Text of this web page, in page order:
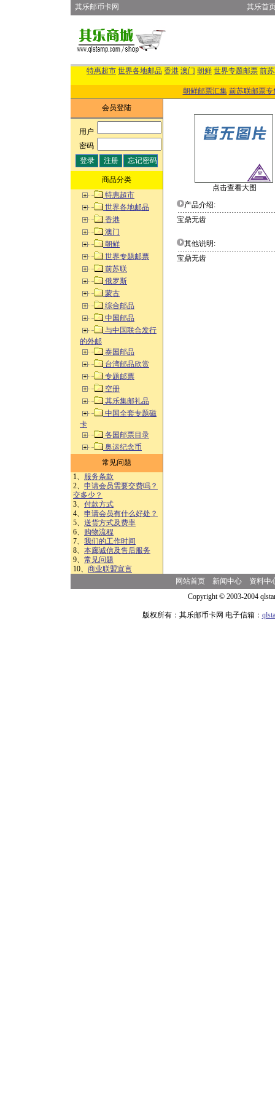
其乐邮币卡网 其乐首
特惠超市 世界各地邮品 香港 澳门 朝鲜 世界专题邮票 前
朝鲜邮票汇集 前苏联邮票专
会员登陆
用户:
密码:
商品分类
特惠超市
世界各地邮品
香港
澳门
朝鲜
世界专题邮票
前苏联
俄罗斯
蒙古
综合邮品
中国邮品
与中国联合发行
的外邮
泰国邮品
台湾邮品欣赏
专题邮票
空册
其乐集邮礼品
中国全套专题磁
卡
各国邮票目录
奥运纪念币
常见问题
1、 服务条款
2、 申请会员需要交费吗？
交多少？
3、 付款方式
4、 申请会员有什么好处？
5、 送货方式及费率
6、 购物流程
7、 我们的工作时间
8、 本廊诚信及售后服务
9、 常见问题
10、 商业联盟宣言
点击查看大图
产品介绍:
宝鼎无齿
其他说明:
宝鼎无齿
网站首页 新闻中心
资料中
Copyright © 2003-2004
版权所有：其乐邮币卡网 电子信箱：